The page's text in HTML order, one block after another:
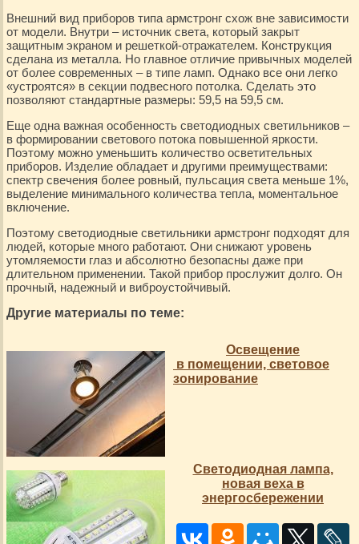
Внешний вид приборов типа армстронг схож вне зависимости
от модели. Внутри – источник света, который закрыт
защитным экраном и решеткой-отражателем. Конструкция
сделана из металла. Но главное отличие привычных моделей
от более современных – в типе ламп. Однако все они легко
«устроятся» в секции подвесного потолка. Сделать это
позволяют стандартные размеры: 59,5 на 59,5 см.
Еще одна важная особенность светодиодных светильников –
в формировании светового потока повышенной яркости.
Поэтому можно уменьшить количество осветительных
приборов. Изделие обладает и другими преимуществами:
спектр свечения более ровный, пульсация света меньше 1%,
выделение минимального количества тепла, моментальное
включение.
Поэтому светодиодные светильники армстронг подходят для
людей, которые много работают. Они снижают уровень
утомляемости глаз и абсолютно безопасны даже при
длительном применении. Такой прибор прослужит долго. Он
прочный, надежный и виброустойчивый.
Другие материалы по теме:
Освещение
в помещении, световое
зонирование
Светодиодная лампа,
новая веха в
энергосбережении